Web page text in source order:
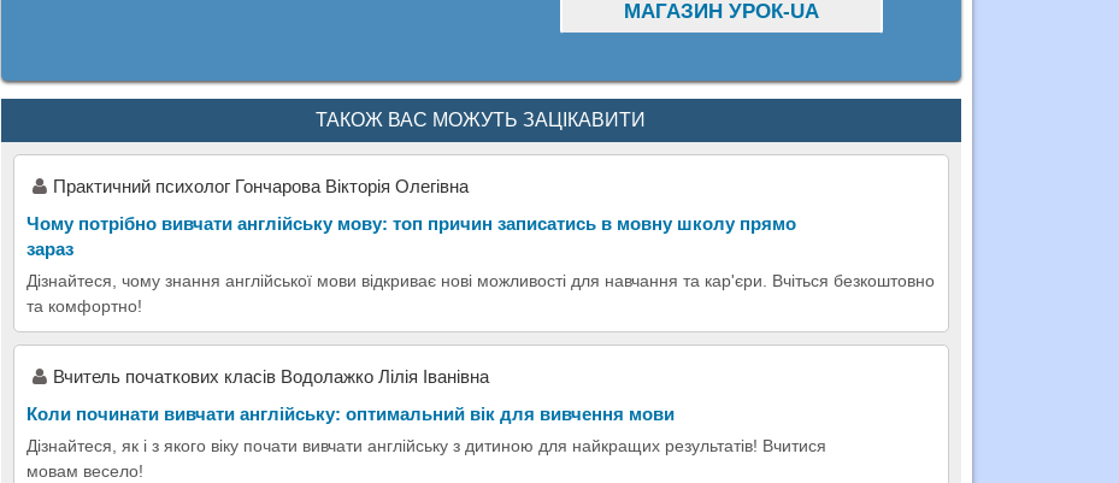
МАГАЗИН УРОК-UA
ТАКОЖ ВАС МОЖУТЬ ЗАЦІКАВИТИ
Практичний психолог Гончарова Вікторія Олегівна
Чому потрібно вивчати англійську мову: топ причин записатись в мовну школу прямо
зараз
Дізнайтеся, чому знання англійської мови відкриває нові можливості для навчання та кар'єри. Вчіться безкоштовно
та комфортно!
Вчитель початкових класів Водолажко Лілія Іванівна
Коли починати вивчати англійську: оптимальний вік для вивчення мови
Дізнайтеся, як і з якого віку почати вивчати англійську з дитиною для найкращих результатів! Вчитися
мовам весело!